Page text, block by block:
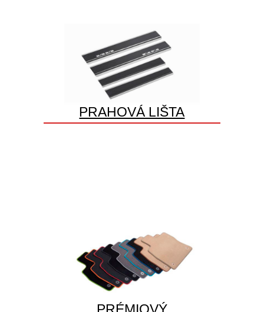
PRAHOVÁ LIŠTA
PRÉMIOVÝ